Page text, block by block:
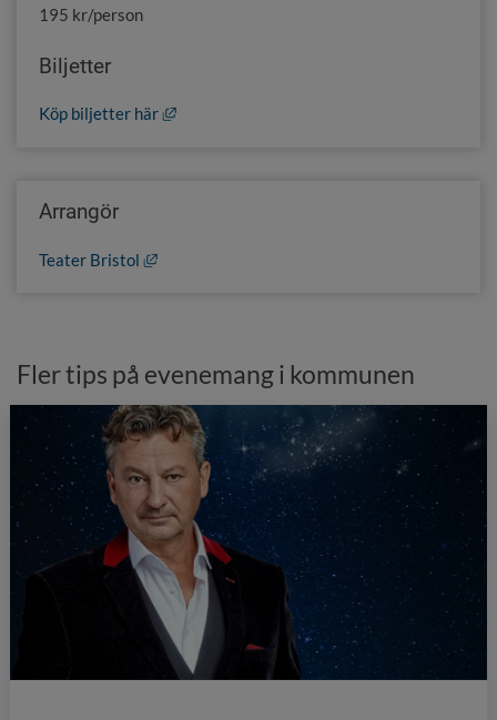
195 kr/person
Biljetter
Köp biljetter här Länk till annan webbplats, öppnas i nytt
Arrangör
Teater Bristol Länk till annan webbplats, öppnas i nytt
Fler tips på evenemang i kommunen